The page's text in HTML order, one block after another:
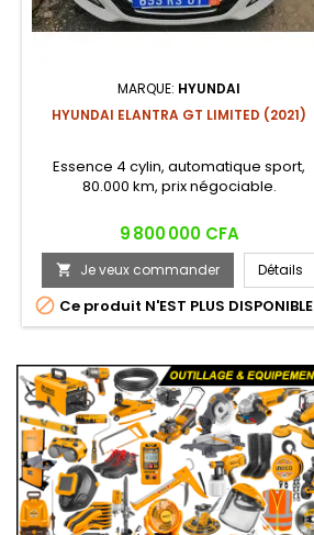
MARQUE: HYUNDAI
HYUNDAI ELANTRA GT LIMITED (2021)
Essence 4 cylin, automatique sport,
80.000 km, prix négociable.
Prix
9 800 000 CFA
 Je veux commander Détails
 Ce produit N'EST PLUS DISPONIBLE